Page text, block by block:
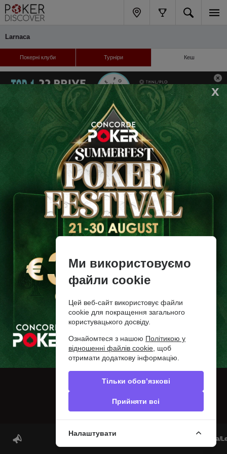
x
Larnaca
Покерні клуби Турніри Кеш
Регулярні кеш-ігри
Кеш-ігри не знайдені
Підтримка
FAQ
Контакти
Сообщить об ошибке
Privacy policy
Слідкуйте за нами
© 2012-2026 PokerDiscover.com. Всі права захищені.
PokerDiscover.com не є організатором ігор. Сайт призначений виключно для
інформаційних цілей. 18+
Concorde Poker Summerfest | Nicosia/
Ми використовуємо
файли cookie
Цей веб-сайт використовує файли
cookie для покращення загального
користувацького досвіду.
Ознайомтеся з нашою Політикою у
відношенні файлів cookie, щоб
отримати додаткову інформацію.
Тільки обов’язкові
Прийняти всі
Налаштувати